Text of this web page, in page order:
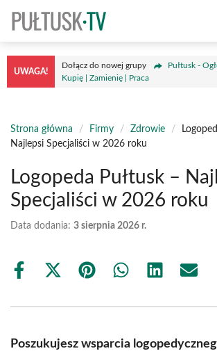
treści
UWAGA!
Dołącz do nowej grupy
Pułtusk -
Kupię | Zamienię | Praca
Strona główna / Firmy / Zdrowie /
Najlepsi Specjaliści w 2026 roku
Logopeda Pułtusk –
Specjaliści w 2026 roku
Data dodania: 3 sierpnia 2026 r.
Share
Share
(Twitter)
Share Share Share Share
Poszukujesz wsparcia